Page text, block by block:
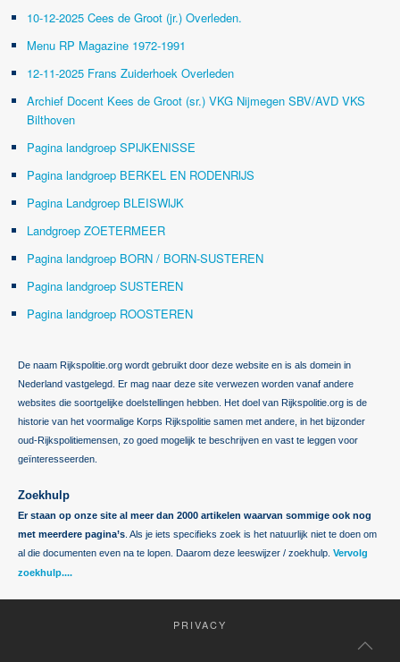
10-12-2025 Cees de Groot (jr.) Overleden.
Menu RP Magazine 1972-1991
12-11-2025 Frans Zuiderhoek Overleden
Archief Docent Kees de Groot (sr.) VKG Nijmegen SBV/AVD VKS
Bilthoven
Pagina landgroep SPIJKENISSE
Pagina landgroep BERKEL EN RODENRIJS
Pagina Landgroep BLEISWIJK
Landgroep ZOETERMEER
Pagina landgroep BORN / BORN-SUSTEREN
Pagina landgroep SUSTEREN
Pagina landgroep ROOSTEREN
De naam Rijkspolitie.org wordt gebruikt door deze website en is als domein in
Nederland vastgelegd. Er mag naar deze site verwezen worden vanaf andere
websites die soortgelijke doelstellingen hebben. Het doel van Rijkspolitie.org is de
historie van het voormalige Korps Rijkspolitie samen met andere, in het bijzonder
oud-Rijkspolitiemensen, zo goed mogelijk te beschrijven en vast te leggen voor
geïnteresseerden.
Zoekhulp
Er staan op onze site al meer dan 2000 artikelen waarvan sommige ook nog
met meerdere pagina’s . Als je iets specifieks zoek is het natuurlijk niet te doen om
al die documenten even na te lopen. Daarom deze leeswijzer / zoekhulp. Vervolg
zoekhulp....
PRIVACY